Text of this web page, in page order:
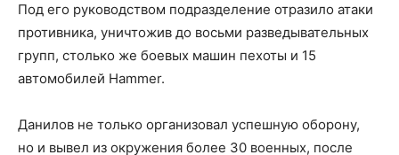
Под его руководством подразделение отразило атаки
противника, уничтожив до восьми разведывательных
групп, столько же боевых машин пехоты и 15
автомобилей Hammer.
Данилов не только организовал успешную оборону,
но и вывел из окружения более 30 военных, после